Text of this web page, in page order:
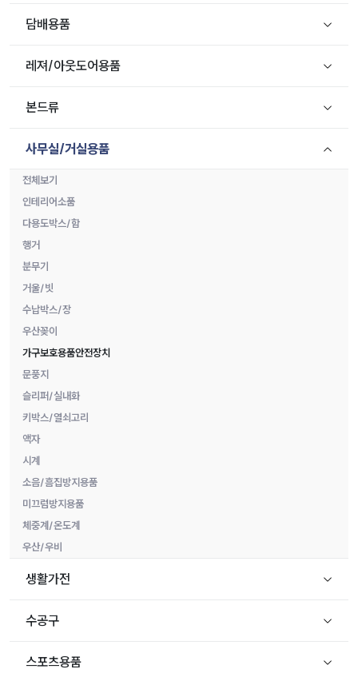
담배용품
레져/아웃도어용품
본드류
사무실/거실용품
전체보기
인테리어소품
다용도박스/함
행거
분무기
거울/빗
수납박스/장
우산꽂이
가구보호용품안전장치
문풍지
슬리퍼/실내화
키박스/열쇠고리
액자
시계
소음/흠집방지용품
미끄럼방지용품
체중계/온도계
우산/우비
생활가전
수공구
스포츠용품